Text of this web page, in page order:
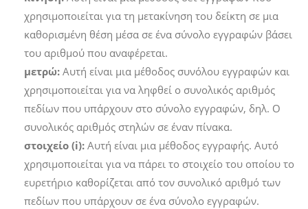
χρησιμοποιείται για τη μετακίνηση του δείκτη σε μια
καθορισμένη θέση μέσα σε ένα σύνολο εγγραφών βάσει
του αριθμού που αναφέρεται.
μετρώ: Αυτή είναι μια μέθοδος συνόλου εγγραφών και
χρησιμοποιείται για να ληφθεί ο συνολικός αριθμός
πεδίων που υπάρχουν στο σύνολο εγγραφών, δηλ. Ο
συνολικός αριθμός στηλών σε έναν πίνακα.
στοιχείο (i): Αυτή είναι μια μέθοδος εγγραφής. Αυτό
χρησιμοποιείται για να πάρει το στοιχείο του οποίου το
ευρετήριο καθορίζεται από τον συνολικό αριθμό των
πεδίων που υπάρχουν σε ένα σύνολο εγγραφών.